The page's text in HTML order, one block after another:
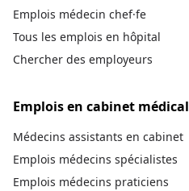
Emplois médecin chef·fe
Tous les emplois en hôpital
Chercher des employeurs
Emplois en cabinet médical
Médecins assistants en cabinet
Emplois médecins spécialistes
Emplois médecins praticiens